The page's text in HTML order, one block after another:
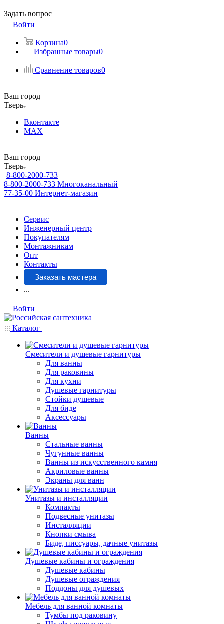
Задать вопрос
Войти
Корзина0
Избранные товары0
Сравнение товаров0
Ваш город
Тверь
Вконтакте
MAX
Ваш город
Тверь
8-800-2000-733
8-800-2000-733 Многоканальный
77-35-00 Интернет-магазин
Сервис
Инженерный центр
Покупателям
Монтажникам
Опт
Контакты
Заказать мастера
...
Войти
Каталог
Смесители и душевые гарнитуры
Для ванны
Для раковины
Для кухни
Душевые гарнитуры
Стойки душевые
Для биде
Аксессуары
Ванны
Стальные ванны
Чугунные ванны
Ванны из искусственного камня
Акриловые ванны
Экраны для ванн
Унитазы и инсталляции
Компакты
Подвесные унитазы
Инсталляции
Кнопки смыва
Биде, писсуары, дачные унитазы
Душевые кабины и ограждения
Душевые кабины
Душевые ограждения
Поддоны для душевых
Мебель для ванной комнаты
Тумбы под раковину